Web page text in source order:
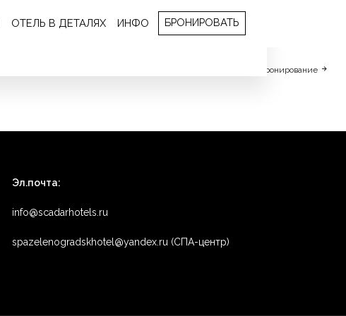
ОТЕЛЬ В ДЕТАЛЯХ ИНФО БРОНИРОВАТЬ
Бронирование
Эл.почта:
info@scadarhotels.ru
spazelenogradskhotel@yandex.ru (СПА-центр)